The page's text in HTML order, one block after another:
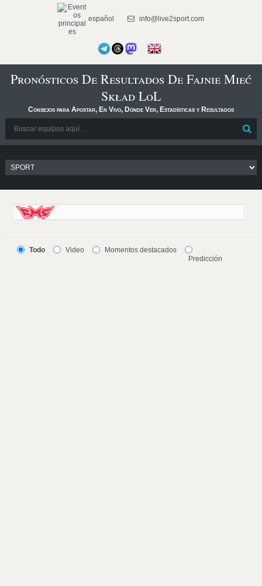
español info@live2sport.com
Pronósticos De Resultados De Fajnie Mieć
Skład LoL
Consejos para Apostar, En Vivo, Dónde Ver, Estadísticas y Resultados
Todo Video
Momentos destacados
Predicción